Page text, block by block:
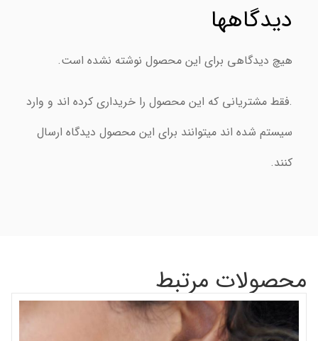
دیدگاهها
هیچ دیدگاهی برای این محصول نوشته نشده است.
.فقط مشتریانی که این محصول را خریداری کرده اند و وارد
سیستم شده اند میتوانند برای این محصول دیدگاه ارسال
کنند.
محصولات مرتبط